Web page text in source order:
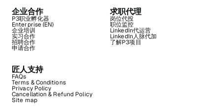
企业合作
P3职业孵化器
Enterprise (EN)
企业培训
实习合作
招聘合作
申请合作
求职代理
岗位代投
职位监控
LinkedIn代运营
LinkedIn人脉代加
了解P3项目
匠人支持
FAQs
Terms & Conditions
Privacy Policy
Cancellation & Refund Policy
Site map